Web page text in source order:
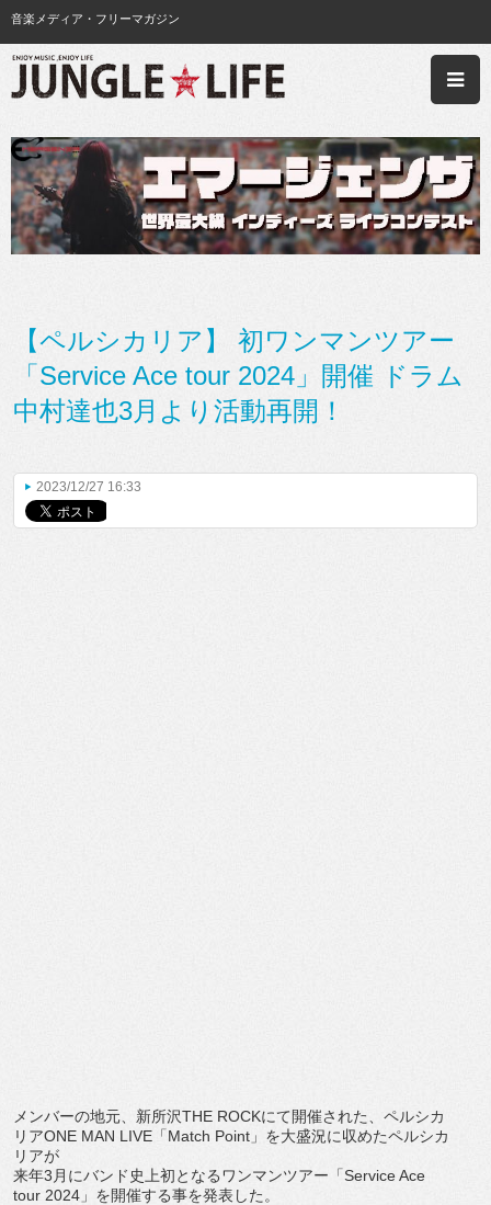
音楽メディア・フリーマガジン
【ペルシカリア】 初ワンマンツアー
「Service Ace tour 2024」開催 ドラム
中村達也3月より活動再開！
2023/12/27 16:33
メンバーの地元、新所沢THE ROCKにて開催された、ペルシカ
リアONE MAN LIVE「Match Point」を大盛況に収めたペルシカ
リアが
来年3月にバンド史上初となるワンマンツアー「Service Ace
tour 2024」を開催する事を発表した。